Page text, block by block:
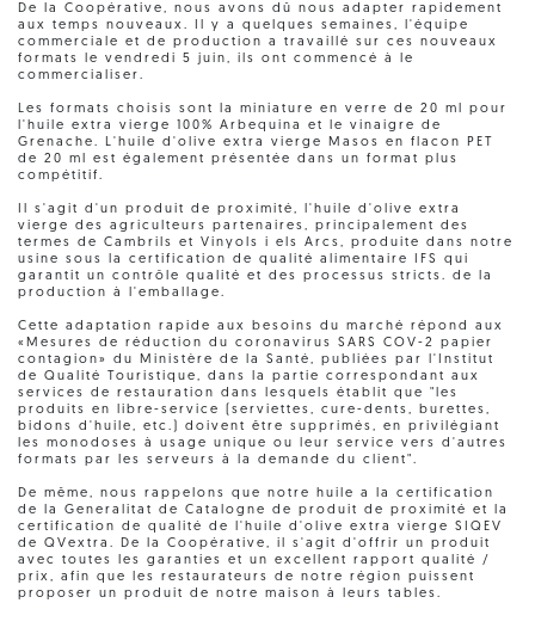
De la Coopérative, nous avons dû nous adapter rapidement
aux temps nouveaux. Il y a quelques semaines, l'équipe
commerciale et de production a travaillé sur ces nouveaux
formats le vendredi 5 juin, ils ont commencé à le
commercialiser.
Les formats choisis sont la miniature en verre de 20 ml pour
l'huile extra vierge 100% Arbequina et le vinaigre de
Grenache. L'huile d'olive extra vierge Masos en flacon PET
de 20 ml est également présentée dans un format plus
compétitif.
Il s'agit d'un produit de proximité, l'huile d'olive extra
vierge des agriculteurs partenaires, principalement des
termes de Cambrils et Vinyols i els Arcs, produite dans notre
usine sous la certification de qualité alimentaire IFS qui
garantit un contrôle qualité et des processus stricts. de la
production à l'emballage.
Cette adaptation rapide aux besoins du marché répond aux
«Mesures de réduction du coronavirus SARS COV-2 papier
contagion» du Ministère de la Santé, publiées par l'Institut
de Qualité Touristique, dans la partie correspondant aux
services de restauration dans lesquels établit que "les
produits en libre-service (serviettes, cure-dents, burettes,
bidons d'huile, etc.) doivent être supprimés, en privilégiant
les monodoses à usage unique ou leur service vers d'autres
formats par les serveurs à la demande du client".
De même, nous rappelons que notre huile a la certification
de la Generalitat de Catalogne de produit de proximité et la
certification de qualité de l'huile d'olive extra vierge SIQEV
de QVextra. De la Coopérative, il s'agit d'offrir un produit
avec toutes les garanties et un excellent rapport qualité /
prix, afin que les restaurateurs de notre région puissent
proposer un produit de notre maison à leurs tables.